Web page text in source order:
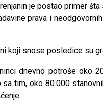
je postao primer
prava i
koji snose posledice su
dnevno potroše oko
sa tim, oko 80.000